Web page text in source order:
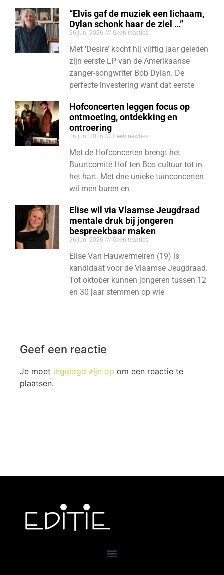
“Elvis gaf de muziek een lichaam,
Dylan schonk haar de ziel …”
26 juni 2026 Geen reacties
Met ‘Desire’ kocht hij vijftig jaar geleden
zijn eerste LP van de Amerikaanse
zanger-songwriter Bob Dylan. De
perfecte investering want dat eerste
Hofconcerten leggen focus op
ontmoeting, ontdekking en
ontroering
26 juni 2026 Geen reacties
Met de Hofconcerten brengt het
Buurtcomité Hof ten Bos cultuur tot in
het hart. Met drie unieke tuinconcerten
wil men buren en
Elise wil via Vlaamse Jeugdraad
mentale druk bij jongeren
bespreekbaar maken
26 juni 2026 Geen reacties
Elise Van Hauwermeiren (19) is
kandidaat voor de Vlaamse Jeugdraad.
Tot oktober kunnen jongeren tussen 12
en 30 jaar stemmen op wie
Geef een reactie
Je moet ingelogd zijn op om een reactie te
plaatsen.